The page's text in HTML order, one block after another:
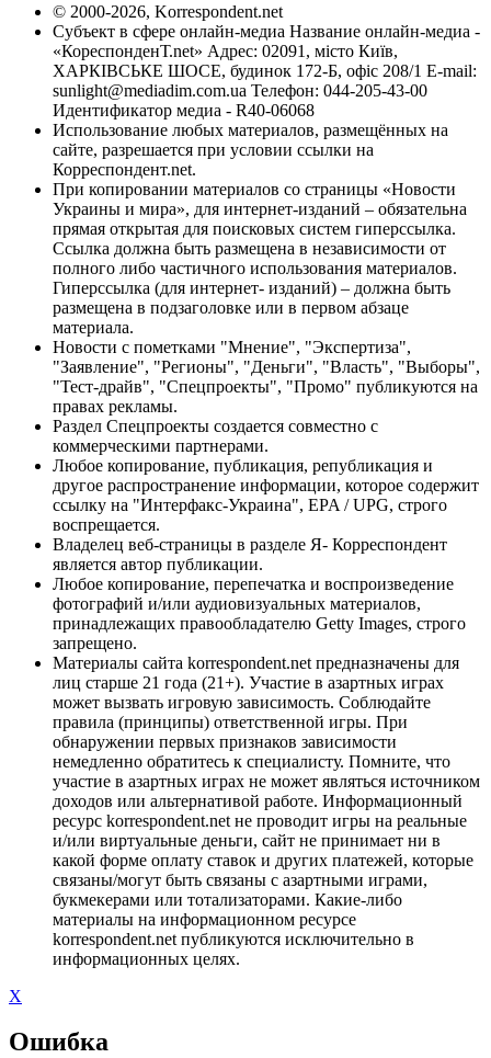
© 2000-2026, Korrespondent.net
Субъект в сфере онлайн-медиа Название онлайн-медиа -
«КореспонденТ.net» Адрес: 02091, місто Київ,
ХАРКІВСЬКЕ ШОСЕ, будинок 172-Б, офіс 208/1 E-mail:
sunlight@mediadim.com.ua Телефон: 044-205-43-00
Идентификатор медиа - R40-06068
Использование любых материалов, размещённых на
сайте, разрешается при условии ссылки на
Корреспондент.net.
При копировании материалов со страницы «Новости
Украины и мира», для интернет-изданий – обязательна
прямая открытая для поисковых систем гиперссылка.
Ссылка должна быть размещена в независимости от
полного либо частичного использования материалов.
Гиперссылка (для интернет- изданий) – должна быть
размещена в подзаголовке или в первом абзаце
материала.
Новости с пометками "Мнение", "Экспертиза",
"Заявление", "Регионы", "Деньги", "Власть", "Выборы",
"Тест-драйв", "Спецпроекты", "Промо" публикуются на
правах рекламы.
Раздел Спецпроекты создается совместно с
коммерческими партнерами.
Любое копирование, публикация, републикация и
другое распространение информации, которое содержит
ссылку на "Интерфакс-Украина", EPA / UPG, строго
воспрещается.
Владелец веб-страницы в разделе Я- Корреспондент
является автор публикации.
Любое копирование, перепечатка и воспроизведение
фотографий и/или аудиовизуальных материалов,
принадлежащих правообладателю Getty Images, строго
запрещено.
Материалы сайта korrespondent.net предназначены для
лиц старше 21 года (21+). Участие в азартных играх
может вызвать игровую зависимость. Соблюдайте
правила (принципы) ответственной игры. При
обнаружении первых признаков зависимости
немедленно обратитесь к специалисту. Помните, что
участие в азартных играх не может являться источником
доходов или альтернативой работе. Информационный
ресурс korrespondent.net не проводит игры на реальные
и/или виртуальные деньги, сайт не принимает ни в
какой форме оплату ставок и других платежей, которые
связаны/могут быть связаны с азартными играми,
букмекерами или тотализаторами. Какие-либо
материалы на информационном ресурсе
korrespondent.net публикуются исключительно в
информационных целях.
X
Ошибка